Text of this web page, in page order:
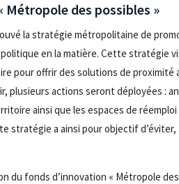
des possibles »
la stratégie métropolitaine de
politique en la matière. Cette
pour offrir des solutions de
plusieurs actions seront déployées :
ainsi que les espaces de
a ainsi pour objectif
du fonds d’innovation « Métropole